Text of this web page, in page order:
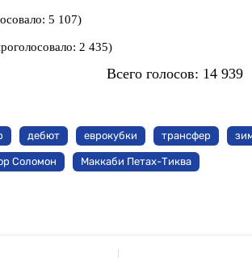
5 107)
2 435)
Всего голосов: 14 939
дебют еврокубки трансфер
Соломон Маккаби Петах-Тиква